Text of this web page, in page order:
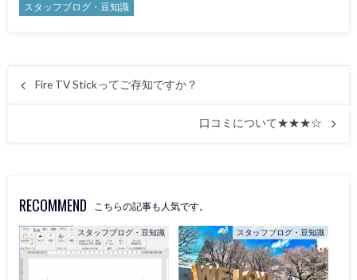
スタッフブログ・豆知識
Fire TV Stickってご存知ですか？
口コミについて★★★☆
RECOMMEND こちらの記事も人気です。
スタッフブログ・豆知識 スタッフブログ・豆知識